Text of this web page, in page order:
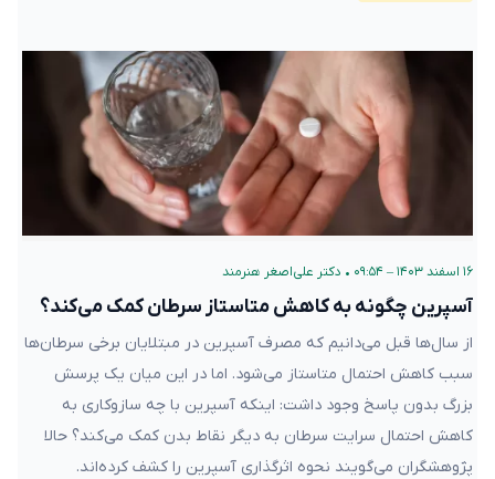
۱۶ اسفند ۱۴۰۳ – ۰۹:۵۴ • دکتر علی‌اصغر هنرمند
آسپرین چگونه به کاهش متاستاز سرطان کمک می‌کند؟
از سال‌ها قبل می‌دانیم که مصرف آسپرین در مبتلایان برخی سرطان‌ها
سبب کاهش احتمال متاستاز می‌شود. اما در این میان یک پرسش
بزرگ بدون پاسخ وجود داشت: اینکه آسپرین با چه سازوکاری به
کاهش احتمال سرایت سرطان به دیگر نقاط بدن کمک می‌کند؟ حالا
پژوهشگران می‌گویند نحوه اثرگذاری آسپرین را کشف کرده‌اند.